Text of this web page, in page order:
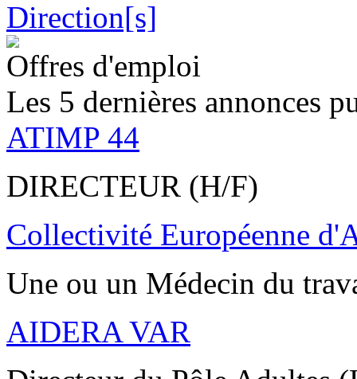
Offres d'emploi
Les 5 dernières annonces
ATIMP 44
DIRECTEUR (H/F)
Collectivité Européenne
Une ou un Médecin du
AIDERA VAR